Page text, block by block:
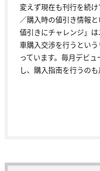
変えず現在も刊行を続
／購入時の値引き情報
値引きにチャレンジ」
車購入交渉を行うとい
っています。毎月デビ
し、購入指南を行うのも